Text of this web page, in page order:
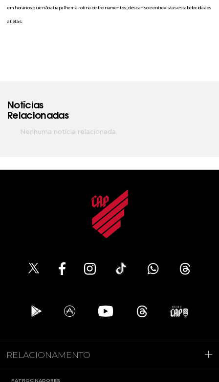
em horários que não atrapalhem a rotina de treinamentos, descanso e entrevistas estabelecida aos
atletas.
Notícias
Relacionadas
Nenhuma notícia relacionada
RELACIONAMENTO
PATROCINADORES